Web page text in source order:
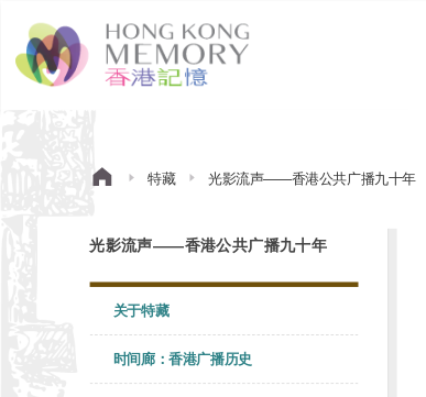
特藏 光影流声——香港公共广播九十年
光影流声——香港公共广播九十年
关于特藏
时间廊：香港广播历史